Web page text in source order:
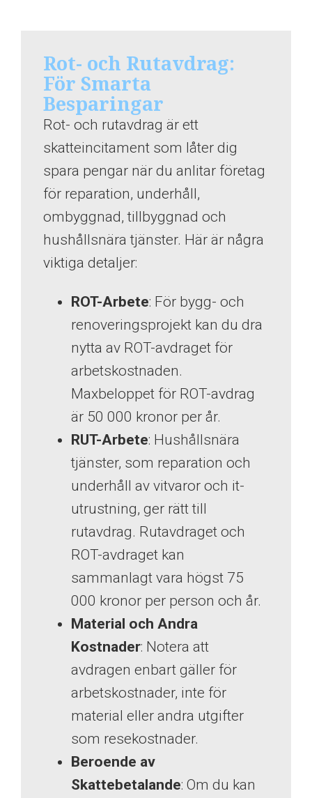
Rot- och Rutavdrag:
För Smarta
Besparingar
Rot- och rutavdrag är ett
skatteincitament som låter dig
spara pengar när du anlitar företag
för reparation, underhåll,
ombyggnad, tillbyggnad och
hushållsnära tjänster. Här är några
viktiga detaljer:
ROT-Arbete: För bygg- och
renoveringsprojekt kan du dra
nytta av ROT-avdraget för
arbetskostnaden.
Maxbeloppet för ROT-avdrag
är 50 000 kronor per år.
RUT-Arbete: Hushållsnära
tjänster, som reparation och
underhåll av vitvaror och it-
utrustning, ger rätt till
rutavdrag. Rutavdraget och
ROT-avdraget kan
sammanlagt vara högst 75
000 kronor per person och år.
Material och Andra
Kostnader: Notera att
avdragen enbart gäller för
arbetskostnader, inte för
material eller andra utgifter
som resekostnader.
Beroende av
Skattebetalande: Om du kan